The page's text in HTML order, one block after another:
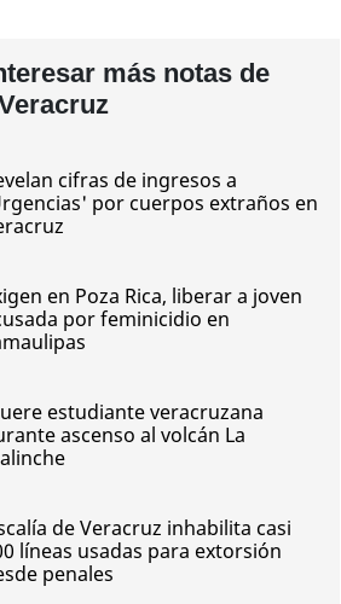
más notas de
cifras de ingresos a
por cuerpos extraños en
en Poza Rica, liberar a joven
por feminicidio en
estudiante veracruzana
ascenso al volcán La
de Veracruz inhabilita casi
líneas usadas para extorsión
penales